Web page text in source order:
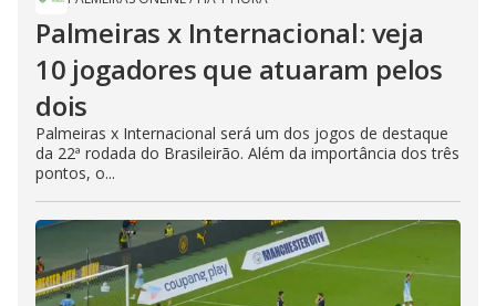
Palmeiras x Internacional: veja
10 jogadores que atuaram pelos
dois
Palmeiras x Internacional será um dos jogos de destaque
da 22ª rodada do Brasileirão. Além da importância dos três
pontos, o...